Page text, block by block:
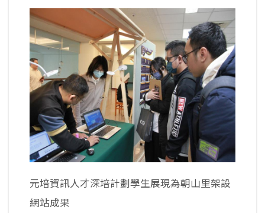
元培資訊人才深培計劃學生展現為朝山里架設
網站成果